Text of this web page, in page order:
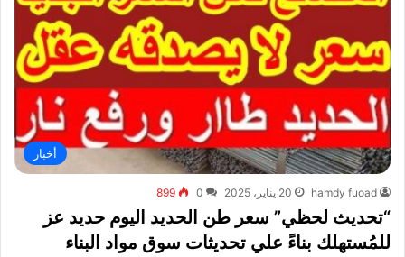
أخبار
hamdy fuoad 20 يناير، 2025 0
899
“تحديث لحظي” سعر طن الحديد اليوم حديد عز
للمُستهلك بناءً علي تحديثات سوق مواد البناء